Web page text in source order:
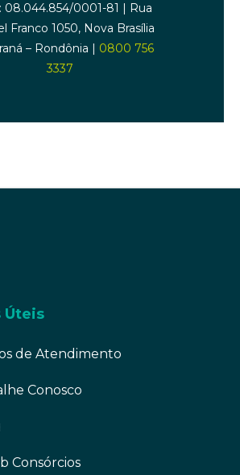
08.044.854/0001-81 | Rua
Franco 1050, Nova Brasília
– Rondônia | 0800 756
3337
Úteis
de Atendimento
Conosco
Consórcios